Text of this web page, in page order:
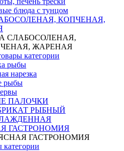
блюда с тунцом
КОПЧЕНАЯ,
СЛАБОСОЛЕНАЯ,
ЖАРЕНАЯ
категории
рыбы
нарезка
рыбы
ПАЛОЧКИ
РЫБНЫЙ
ГАСТРОНОМИЯ
ГАСТРОНОМИЯ
категории